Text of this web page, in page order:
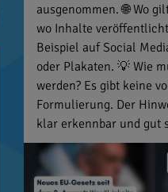
ausgenommen. 🌐 Wo
wo Inhalte
Beispiel auf Social
oder Plakaten. 💡 Wie
werden? Es gibt keine
Formulierung. Der
klar erkennbar und gut